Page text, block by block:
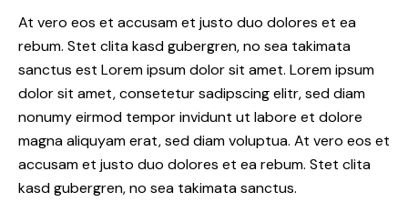
At vero eos et accusam et justo duo dolores et ea
rebum. Stet clita kasd gubergren, no sea takimata
sanctus est Lorem ipsum dolor sit amet. Lorem ipsum
dolor sit amet, consetetur sadipscing elitr, sed diam
nonumy eirmod tempor invidunt ut labore et dolore
magna aliquyam erat, sed diam voluptua. At vero eos et
accusam et justo duo dolores et ea rebum. Stet clita
kasd gubergren, no sea takimata sanctus.